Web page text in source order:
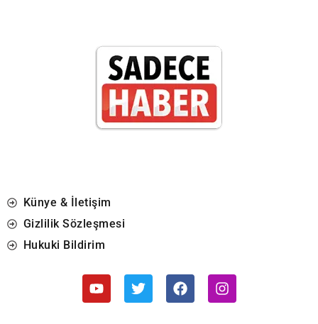
Künye & İletişim
Gizlilik Sözleşmesi
Hukuki Bildirim